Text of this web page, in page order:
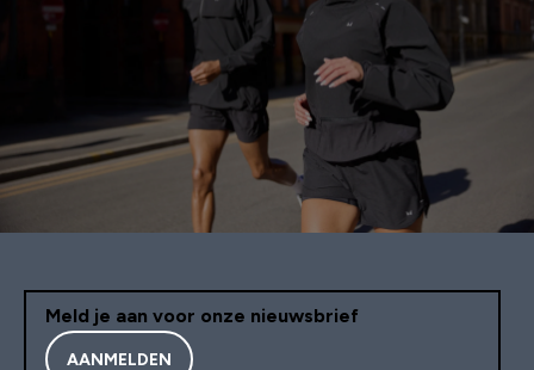
Meld je aan voor onze nieuwsbrief
AANMELDEN